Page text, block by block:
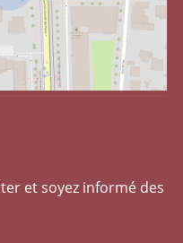
et soyez informé des